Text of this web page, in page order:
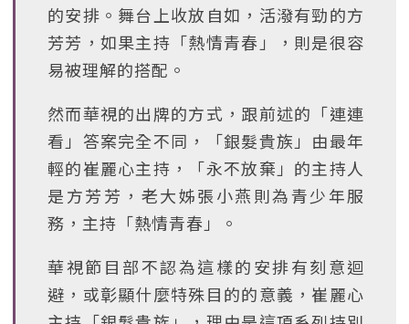
的安排。舞台上收放自如，活潑有勁的方
芳芳，如果主持「熱情青春」，則是很容
易被理解的搭配。
然而華視的出牌的方式，跟前述的「連連
看」答案完全不同，「銀髮貴族」由最年
輕的崔麗心主持，「永不放棄」的主持人
是方芳芳，老大姊張小燕則為青少年服
務，主持「熱情青春」。
華視節目部不認為這樣的安排有刻意迴
避，或彰顯什麼特殊目的的意義，崔麗心